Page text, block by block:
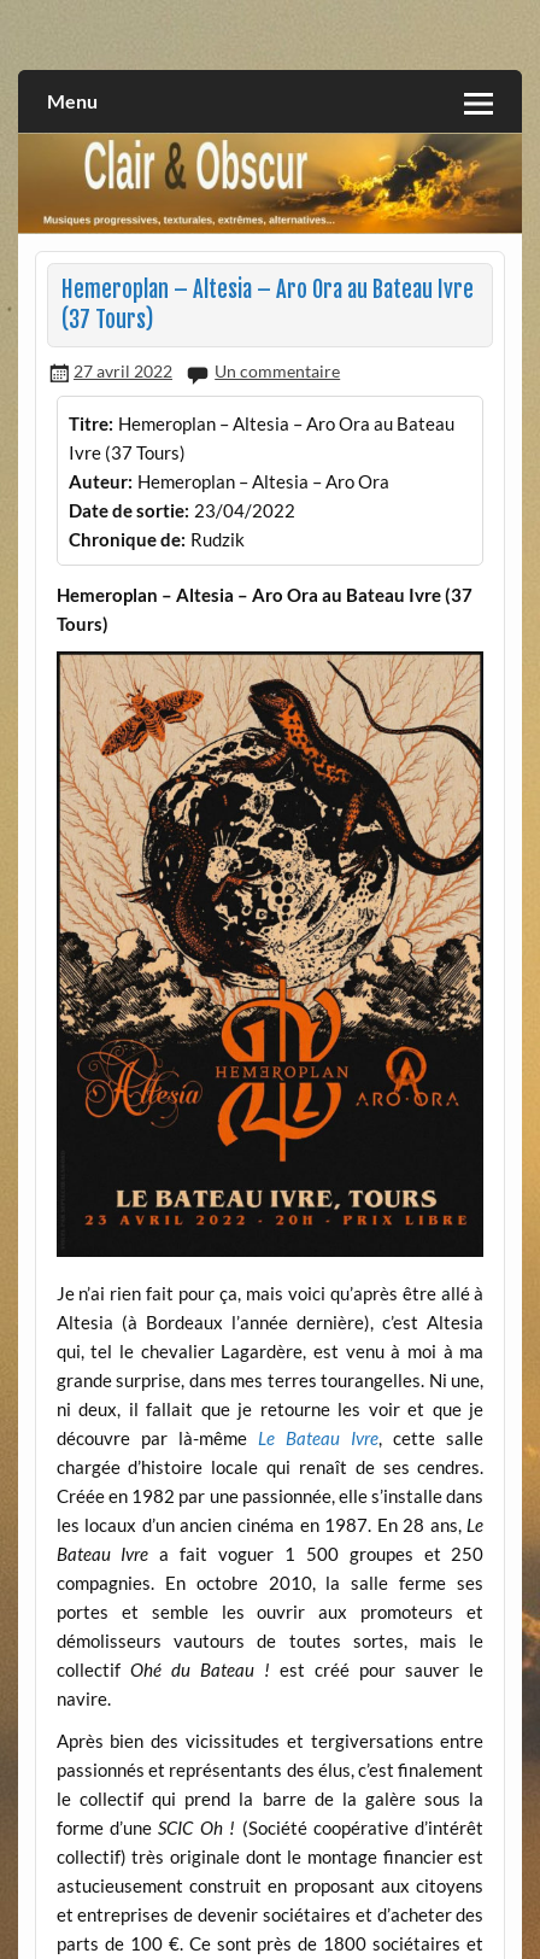
extrêmes, alternatives, texturales
Menu
Hemeroplan – Altesia – Aro Ora au Bateau Ivre
(37 Tours)
27 avril 2022 Un commentaire
Titre: Hemeroplan – Altesia – Aro Ora au Bateau
Ivre (37 Tours)
Auteur: Hemeroplan – Altesia – Aro Ora
Date de sortie: 23/04/2022
Chronique de: Rudzik
Hemeroplan – Altesia – Aro Ora au Bateau Ivre (37
Tours)
Je n’ai rien fait pour ça, mais voici qu’après être allé à
Altesia (à Bordeaux l’année dernière), c’est Altesia
qui, tel le chevalier Lagardère, est venu à moi à ma
grande surprise, dans mes terres tourangelles. Ni une,
ni deux, il fallait que je retourne les voir et que je
découvre par là-même Le Bateau Ivre , cette salle
chargée d’histoire locale qui renaît de ses cendres.
Créée en 1982 par une passionnée, elle s’installe dans
les locaux d’un ancien cinéma en 1987. En 28 ans, Le
Bateau Ivre a fait voguer 1 500 groupes et 250
compagnies. En octobre 2010, la salle ferme ses
portes et semble les ouvrir aux promoteurs et
démolisseurs vautours de toutes sortes, mais le
collectif Ohé du Bateau ! est créé pour sauver le
navire.
Après bien des vicissitudes et tergiversations entre
passionnés et représentants des élus, c’est finalement
le collectif qui prend la barre de la galère sous la
forme d’uneSCIC Oh ! (Société coopérative d’intérêt
collectif) très originale dont le montage financier est
astucieusement construit en proposant aux citoyens
et entreprises de devenir sociétaires et d’acheter des
parts de 100 €. Ce sont près de 1800 sociétaires et